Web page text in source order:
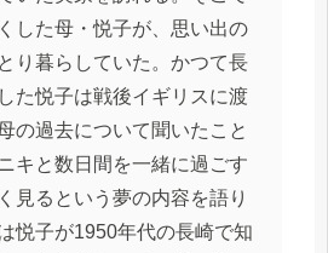
した母・悦子が、思い出の
り暮らしていた。かつて長
た悦子は戦後イギリスに渡
の過去について聞いたこと
キと数日間を一緒に過ごす
見るという夢の内容を語り
悦子が1950年代の長崎で知